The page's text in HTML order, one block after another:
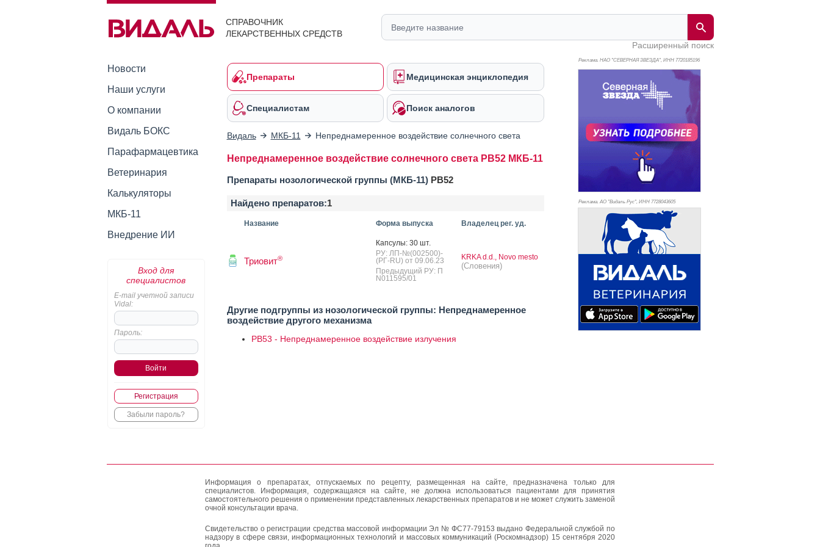
СПРАВОЧНИК
ЛЕКАРСТВЕННЫХ СРЕДСТВ
Расширенный поиск
Новости
Наши услуги
О компании
Видаль БОКС
Парафармацевтика
Ветеринария
Калькуляторы
МКБ-11
Внедрение ИИ
Вход для
специалистов
E-mail учетной записи
Vidal:
Пароль:
Регистрация
Забыли пароль?
Препараты Медицинская энциклопедия
Специалистам Поиск аналогов
Видаль МКБ-11 Непреднамеренное воздействие солнечного света
Непреднамеренное воздействие солнечного света PB52 МКБ-11
Препараты нозологической группы (МКБ-11) PB52
Найдено препаратов:1
Название Форма выпуска Владелец рег. уд.
Триовит®
Кап­су­лы: 30 шт.
РУ: ЛП-№(002500)-
(РГ-RU) от 09.06.23
Предыдущий РУ: П
N011595/01
KRKA d.d., Novo mesto
(Словения)
Другие подгруппы из нозологической группы: Непреднамеренное
воздействие другого механизма
PB53 - Непреднамеренное воздействие излучения
Реклама. НАО "СЕВЕРНАЯ ЗВЕЗДА", ИНН 7720185196
Реклама. АО "Видаль Рус", ИНН 7728043605
Информация о препаратах, отпускаемых по рецепту, размещенная на сайте, предназначена только для
специалистов. Информация, содержащаяся на сайте, не должна использоваться пациентами для принятия
самостоятельного решения о применении представленных лекарственных препаратов и не может служить заменой
очной консультации врача.
Свидетельство о регистрации средства массовой информации Эл № ФС77-79153 выдано Федеральной службой по
надзору в сфере связи, информационных технологий и массовых коммуникаций (Роскомнадзор) 15 сентября 2020